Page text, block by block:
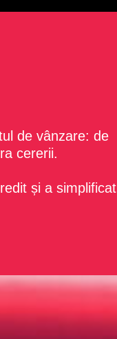
de vânzare: de
cererii.
și a simplificat